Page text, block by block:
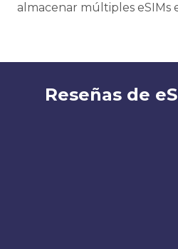
almacenar múltiples eSIMs
Reseñas de